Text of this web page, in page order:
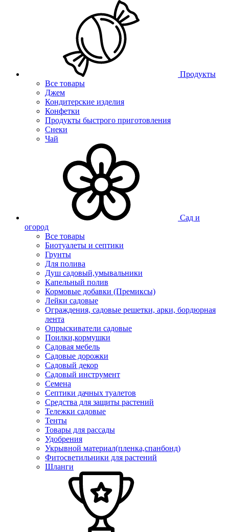
Продукты
Все товары
Джем
Кондитерские изделия
Конфетки
Продукты быстрого приготовления
Снеки
Чай
Сад и
огород
Все товары
Биотуалеты и септики
Грунты
Для полива
Душ садовый,умывальники
Капельный полив
Кормовые добавки (Премиксы)
Лейки садовые
Ограждения, садовые решетки, арки, бордюрная
лента
Опрыскиватели садовые
Поилки,кормушки
Садовая мебель
Садовые дорожки
Садовый декор
Садовый инструмент
Семена
Септики дачных туалетов
Средства для защиты растений
Тележки садовые
Тенты
Товары для рассады
Удобрения
Укрывной материал(пленка,спанбонд)
Фитосветильники для растений
Шланги